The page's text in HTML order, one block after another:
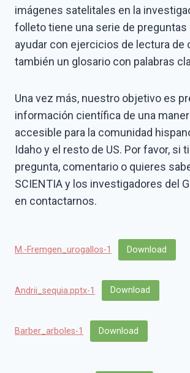
imágenes satelitales en la
folleto tiene una serie de preguntas
ayudar con ejercicios de lectura de
también un glosario con palabras
Una vez más, nuestro objetivo es
información científica de una
accesible para la comunidad
Idaho y el resto de US. Por favor, si
pregunta, comentario o quieres
SCIENTIA y los investigadores del
en contactarnos.
M.-Fremgen_urogallos-1 Download
Andrii_sequia.pptx-1 Download
Barber_arboles-1 Download